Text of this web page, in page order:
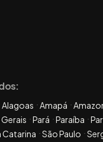
Alagoas Amapá
Pará Paraíba
Catarina
São Paulo